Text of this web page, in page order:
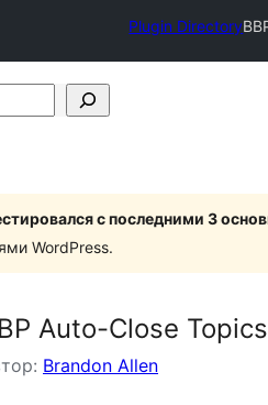
Plugin Directory
с последними 3
WordPress.
Auto-Close Topics
Brandon Allen